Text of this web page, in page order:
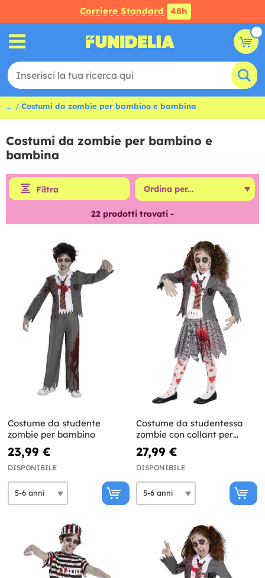
Corriere Standard 48h
... Costumi da zombie per bambino e bambina
Costumi da zombie per bambino e
bambina
Filtra
22 prodotti trovati -
Costume da studente
zombie per bambino
23,99 €
DISPONIBILE
Costume da studentessa
zombie con collant per
ragazza
27,99 €
DISPONIBILE